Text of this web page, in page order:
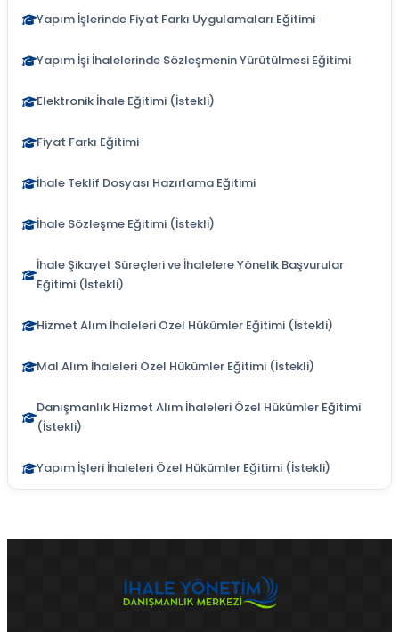
Yapım İşlerinde Fiyat Farkı Uygulamaları Eğitimi
Yapım İşi İhalelerinde Sözleşmenin Yürütülmesi Eğitimi
Elektronik İhale Eğitimi (İstekli)
Fiyat Farkı Eğitimi
İhale Teklif Dosyası Hazırlama Eğitimi
İhale Sözleşme Eğitimi (İstekli)
İhale Şikayet Süreçleri ve İhalelere Yönelik Başvurular
Eğitimi (İstekli)
Hizmet Alım İhaleleri Özel Hükümler Eğitimi (İstekli)
Mal Alım İhaleleri Özel Hükümler Eğitimi (İstekli)
Danışmanlık Hizmet Alım İhaleleri Özel Hükümler Eğitimi
(İstekli)
Yapım İşleri İhaleleri Özel Hükümler Eğitimi (İstekli)